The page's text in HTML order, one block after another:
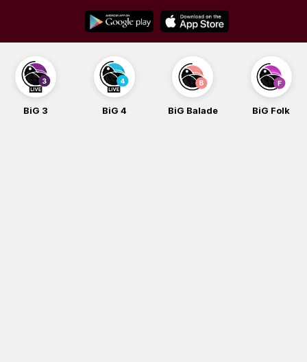
content
BiG 3 BiG 4 BiG Balade BiG Folk